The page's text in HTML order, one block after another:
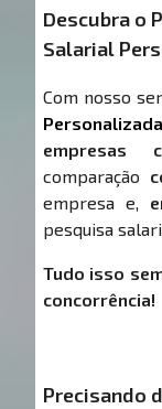
Descubra o
Salarial
Com nosso
empresas
comparação
empresa e,
pesquisa
Tudo isso
concorrência!
Precisando